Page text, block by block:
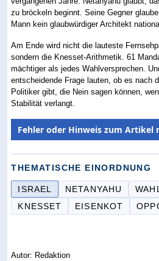
zu bröckeln beginnt. Seine Gegner
Mann kein glaubwürdiger Architekt
Am Ende wird nicht die lauteste
sondern die Knesset-Arithmetik. 61
mächtiger als jedes Wahlversprechen.
entscheidende Frage lauten, ob es nach
Politiker gibt, die Nein sagen können,
Stabilität verlangt.
Fehler oder Hinweis zum Artikel
THEMATISCHE EINORDNUNG
ISRAEL NETANYAHU
KNESSET
EISENKOT
Autor: Redaktion